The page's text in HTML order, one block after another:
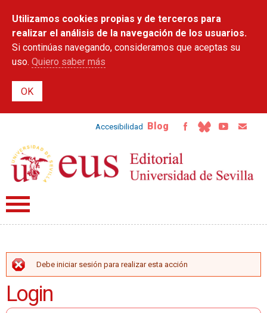
contenido
principal
Utilizamos cookies propias y de terceros para
realizar el análisis de la navegación de los usuarios.
Si continúas navegando, consideramos que aceptas su
uso. Quiero saber más
Accesibilidad Blog
MENSAJE DE ERROR
Debe iniciar sesión para realizar esta acción
Login